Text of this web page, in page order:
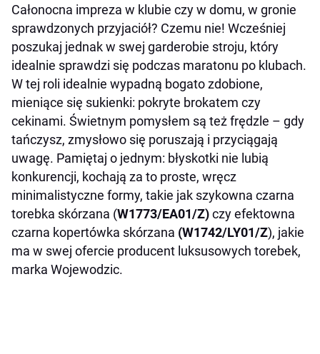
Całonocna impreza w klubie czy w domu, w gronie
sprawdzonych przyjaciół? Czemu nie! Wcześniej
poszukaj jednak w swej garderobie stroju, który
idealnie sprawdzi się podczas maratonu po klubach.
W tej roli idealnie wypadną bogato zdobione,
mieniące się sukienki: pokryte brokatem czy
cekinami. Świetnym pomysłem są też frędzle – gdy
tańczysz, zmysłowo się poruszają i przyciągają
uwagę. Pamiętaj o jednym: błyskotki nie lubią
konkurencji, kochają za to proste, wręcz
minimalistyczne formy, takie jak szykowna czarna
torebka skórzana (W1773/EA01/Z)czy efektowna
czarna kopertówka skórzana (W1742/LY01/Z), jakie
ma w swej ofercie producent luksusowych torebek,
marka Wojewodzic.